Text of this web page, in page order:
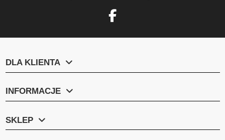
DLA KLIENTA
INFORMACJE
SKLEP